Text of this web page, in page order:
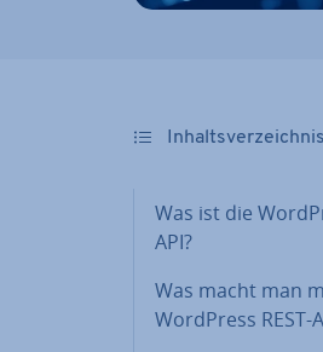
In­halts­ver­zeich­nis
Was ist die
API?
Was macht man
WordPress REST-